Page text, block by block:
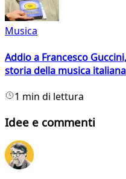
Musica
Addio a Francesco
storia della musica italiana
1 min di lettura
Idee e commenti